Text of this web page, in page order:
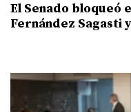
El Senado bloqueó
Fernández Sagasti